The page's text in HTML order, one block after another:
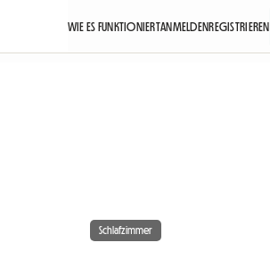
WIE ES FUNKTIONIERTANMELDENREGISTRIEREN
Schlafzimmer